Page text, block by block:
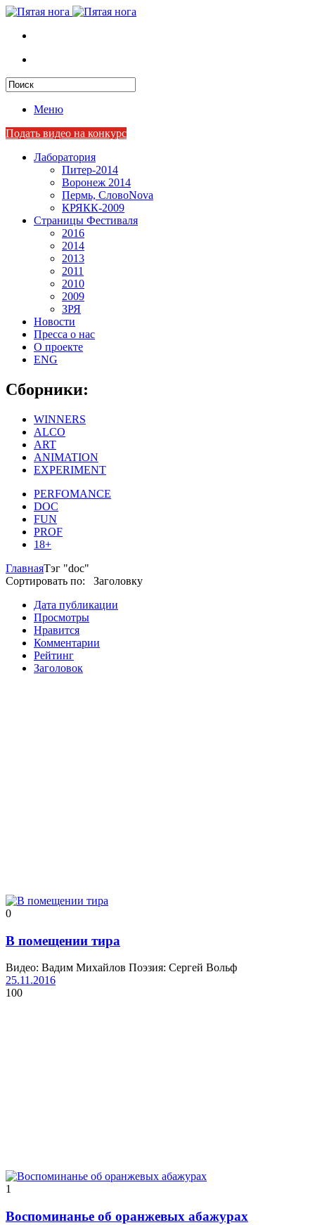
Меню
Подать видео на конкурс
Лаборатория
Питер-2014
Воронеж 2014
Пермь, СловоNova
КРЯКК-2009
Страницы Фестиваля
2016
2014
2013
2011
2010
2009
ЗРЯ
Новости
Пресса о нас
О проекте
ENG
Сборники:
WINNERS
ALCO
ART
ANIMATION
EXPERIMENT
PERFOMANCE
DOC
FUN
PROF
18+
ГлавнаяТэг "doc"
Сортировать по: Заголовку
Дата публикации
Просмотры
Нравится
Комментарии
Рейтинг
Заголовок
0
В помещении тира
Видео: Вадим Михайлов Поэзия: Сергей Вольф
25.11.2016
100
1
Воспоминанье об оранжевых абажурах